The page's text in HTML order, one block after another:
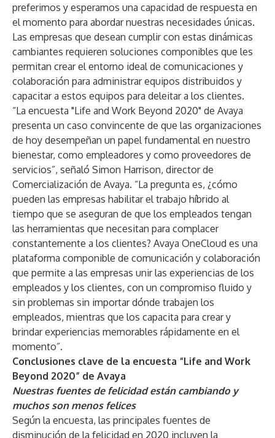
preferimos y esperamos una capacidad de respuesta en
el momento para abordar nuestras necesidades únicas.
Las empresas que desean cumplir con estas dinámicas
cambiantes requieren soluciones componibles que les
permitan crear el entorno ideal de comunicaciones y
colaboración para administrar equipos distribuidos y
capacitar a estos equipos para deleitar a los clientes.
“La encuesta "Life and Work Beyond 2020" de Avaya
presenta un caso convincente de que las organizaciones
de hoy desempeñan un papel fundamental en nuestro
bienestar, como empleadores y como proveedores de
servicios”, señaló Simon Harrison, director de
Comercialización de Avaya. “La pregunta es, ¿cómo
pueden las empresas habilitar el trabajo híbrido al
tiempo que se aseguran de que los empleados tengan
las herramientas que necesitan para complacer
constantemente a los clientes? Avaya OneCloud es una
plataforma componible de comunicación y colaboración
que permite a las empresas unir las experiencias de los
empleados y los clientes, con un compromiso fluido y
sin problemas sin importar dónde trabajen los
empleados, mientras que los capacita para crear y
brindar experiencias memorables rápidamente en el
momento”.
Conclusiones clave de la encuesta “Life and Work
Beyond 2020” de Avaya
Nuestras fuentes de felicidad están cambiando y
muchos son menos felices
Según la encuesta, las principales fuentes de
disminución de la felicidad en 2020 incluyen la